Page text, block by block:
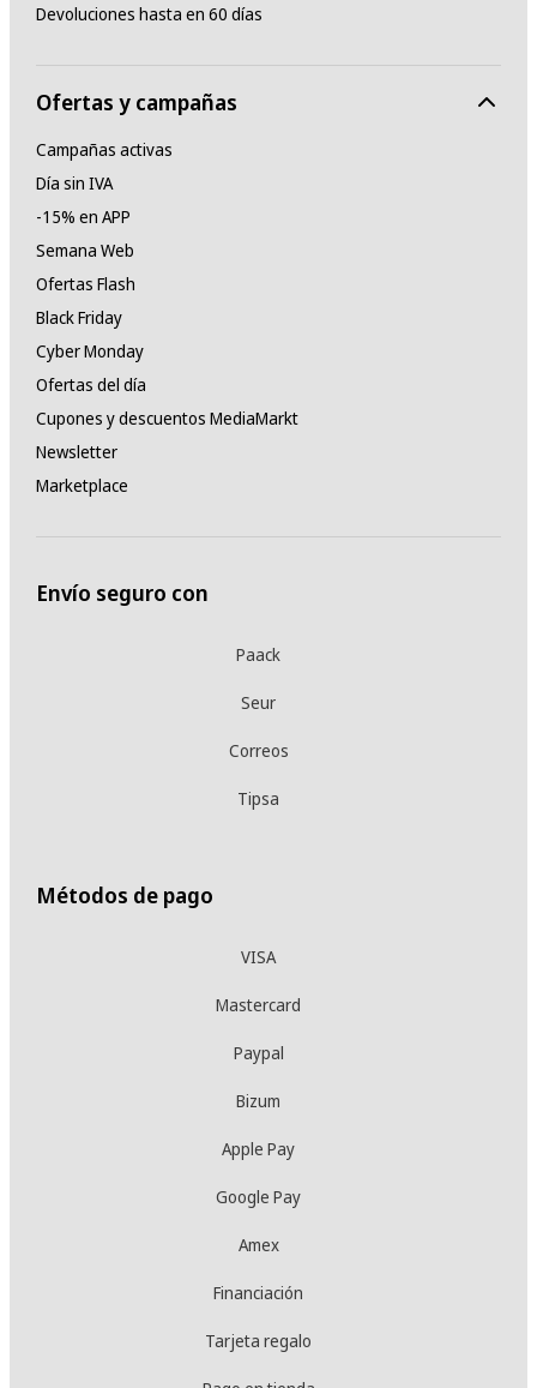
Devoluciones hasta en 60 días
Ofertas y campañas
Campañas activas
Día sin IVA
-15% en APP
Semana Web
Ofertas Flash
Black Friday
Cyber Monday
Ofertas del día
Cupones y descuentos MediaMarkt
Newsletter
Marketplace
Envío seguro con
Paack
Seur
Correos
Tipsa
Métodos de pago
VISA
Mastercard
Paypal
Bizum
Apple Pay
Google Pay
Amex
Financiación
Tarjeta regalo